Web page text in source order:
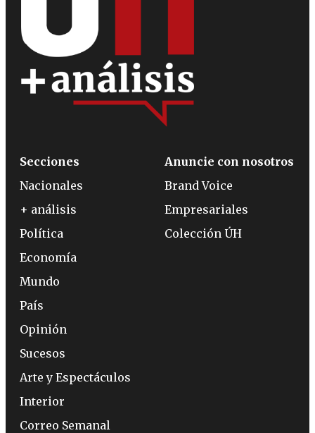
Secciones
Nacionales
+ análisis
Política
Economía
Mundo
País
Opinión
Sucesos
Arte y Espectáculos
Interior
Correo Semanal
Anuncie con nosotros
Brand Voice
Empresariales
Colección ÚH